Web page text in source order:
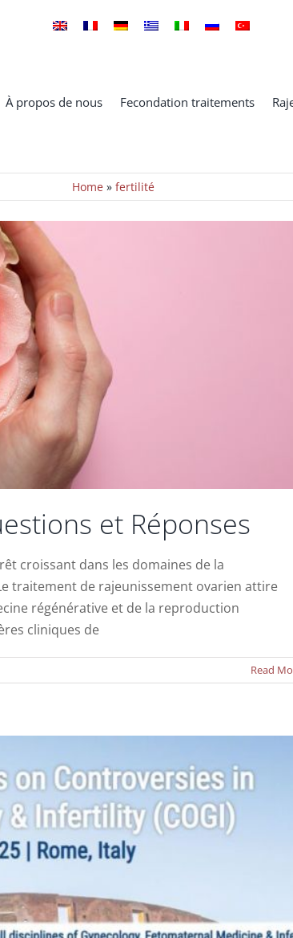
À propos de nous Fecondation traitements
Home »fertilité
et Réponses
et Réponses
croissant dans les domaines de la
traitement de rajeunissement ovarien attire
régénérative et de la reproduction
cliniques de
Read
mondial du COGI